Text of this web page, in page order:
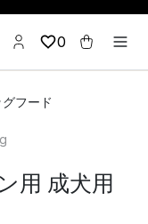
0
フード
用 成犬用